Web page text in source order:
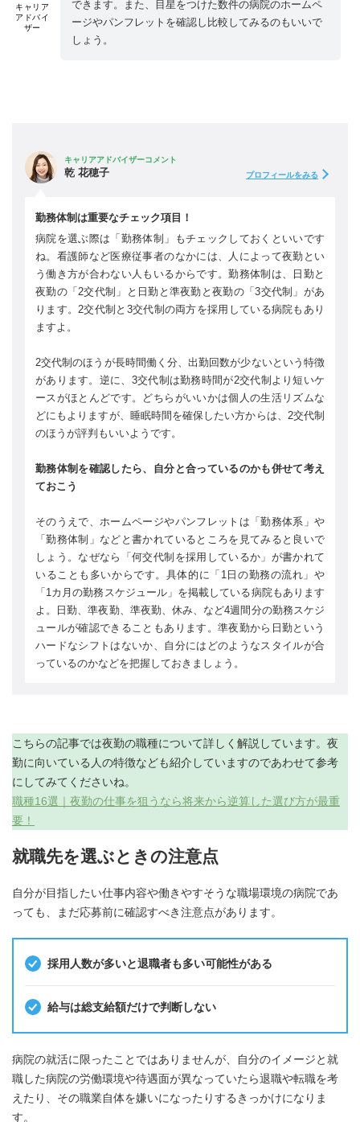
キャリア
アドバイ
ザー
できます。また、目星をつけた数件の病院のホームペ
ージやパンフレットを確認し比較してみるのもいいで
しょう。
キャリアアドバイザーコメント
乾 花穂子 プロフィールをみる
勤務体制は重要なチェック項目！
病院を選ぶ際は「勤務体制」もチェックしておくといいです
ね。看護師など医療従事者のなかには、人によって夜勤とい
う働き方が合わない人もいるからです。勤務体制は、日勤と
夜勤の「2交代制」と日勤と準夜勤と夜勤の「3交代制」があ
ります。2交代制と3交代制の両方を採用している病院もあり
ますよ。
2交代制のほうが長時間働く分、出勤回数が少ないという特徴
があります。逆に、3交代制は勤務時間が2交代制より短いケ
ースがほとんどです。どちらがいいかは個人の生活リズムな
どにもよりますが、睡眠時間を確保したい方からは、2交代制
のほうが評判もいいようです。
勤務体制を確認したら、自分と合っているのかも併せて考え
ておこう
そのうえで、ホームページやパンフレットは「勤務体系」や
「勤務体制」などと書かれているところを見てみると良いで
しょう。なぜなら「何交代制を採用しているか」が書かれて
いることも多いからです。具体的に「1日の勤務の流れ」や
「1カ月の勤務スケジュール」を掲載している病院もあります
よ。日勤、準夜勤、準夜勤、休み、など4週間分の勤務スケジ
ュールが確認できることもあります。準夜勤から日勤という
ハードなシフトはないか、自分にはどのようなスタイルが合
っているのかなどを把握しておきましょう。
こちらの記事では夜勤の職種について詳しく解説しています。夜
勤に向いている人の特徴なども紹介していますのであわせて参考
にしてみてくださいね。
職種16選｜夜勤の仕事を狙うなら将来から逆算した選び方が最重
要！
就職先を選ぶときの注意点
自分が目指したい仕事内容や働きやすそうな職場環境の病院であ
っても、まだ応募前に確認すべき注意点があります。
採用人数が多いと退職者も多い可能性がある
給与は総支給額だけで判断しない
病院の就活に限ったことではありませんが、自分のイメージと就
職した病院の労働環境や待遇面が異なっていたら退職や転職を考
えたり、その職業自体を嫌いになったりするきっかけになりま
す。